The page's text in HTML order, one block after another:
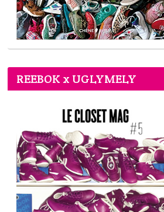
REEBOK x UGLYMELY